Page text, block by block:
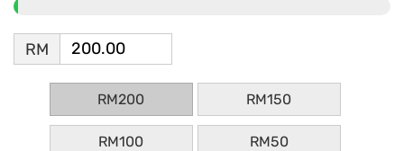
RM
RM200 RM150
RM100 RM50